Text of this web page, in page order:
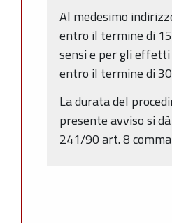
Al medesimo
entro il termine di
sensi e per gli effetti
entro il termine di
La durata del
presente avviso si
241/90 art. 8